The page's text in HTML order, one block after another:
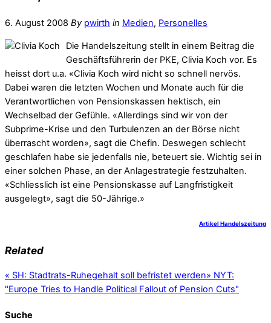
6. August 2008 By pwirth in Medien, Personelles
Die Handelszeitung stellt in einem Beitrag die
Geschäftsführerin der PKE, Clivia Koch vor. Es
heisst dort u.a. «Clivia Koch wird nicht so schnell nervös.
Dabei waren die letzten Wochen und Monate auch für die
Verantwortlichen von Pensionskassen hektisch, ein
Wechselbad der Gefühle. «Allerdings sind wir von der
Subprime-Krise und den Turbulenzen an der Börse nicht
überrascht worden», sagt die Chefin. Deswegen schlecht
geschlafen habe sie jedenfalls nie, beteuert sie. Wichtig sei in
einer solchen Phase, an der Anlagestrategie festzuhalten.
«Schliesslich ist eine Pensionskasse auf Langfristigkeit
ausgelegt», sagt die 50-Jährige.»
Artikel Handelszeitung
Related
« SH: Stadtrats-Ruhegehalt soll befristet werden» NYT:
"Europe Tries to Handle Political Fallout of Pension Cuts"
Suche